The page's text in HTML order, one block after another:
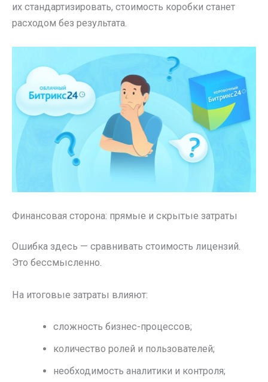
их стандартизировать, стоимость коробки станет
расходом без результата.
Финансовая сторона: прямые и скрытые затраты
Ошибка здесь — сравнивать стоимость лицензий.
Это бессмысленно.
На итоговые затраты влияют:
сложность бизнес-процессов;
количество ролей и пользователей;
необходимость аналитики и контроля;